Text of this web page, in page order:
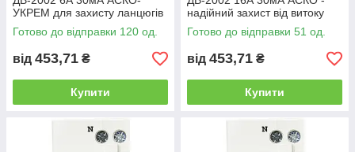
УКРЕМ для захисту ланцюгів
Готово до відправки 120 од.
від 453,71 ₴
Купити
надійний захист від витоку
струму
Готово до відправки 51 од.
від 453,71 ₴
Купити